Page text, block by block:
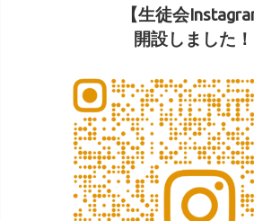
【生徒会
開設しました！